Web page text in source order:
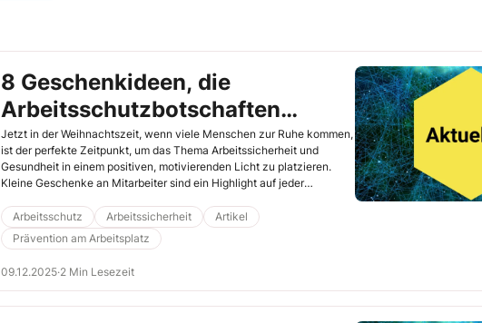
8 Geschenkideen, die
Arbeitsschutzbotschaften
vermitteln, ohne belehrend zu
wirken
Jetzt in der Weihnachtszeit, wenn viele Menschen zur Ruhe kommen,
ist der perfekte Zeitpunkt, um das Thema Arbeitssicherheit und
Gesundheit in einem positiven, motivierenden Licht zu platzieren.
Kleine Geschenke an Mitarbeiter sind ein Highlight auf jeder
Achtsamkeit, die mit ins neue Jahr genommen wird. Hier finden Sie
einige thematisch passende Geschenkideen und erfahren, welche
Botschaften Sie damit senden.
Arbeitsschutz Arbeitssicherheit
Artikel
Prävention am Arbeitsplatz
09.12.2025·2 Min Lesezeit